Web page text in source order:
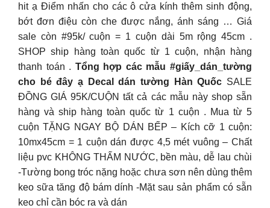
hit ạ Điểm nhấn cho các ô cửa kính thêm sinh động,
bớt đơn điệu còn che được nắng, ánh sáng … Giá
sale còn #95k/ cuộn = 1 cuộn dài 5m rộng 45cm .
SHOP ship hàng toàn quốc từ 1 cuộn, nhận hàng
thanh toán . Tổng hợp các mẫu #giấy_dán_tường
cho bé đây ạ Decal dán tường Hàn Quốc SALE
ĐỒNG GIÁ 95K/CUỘN tất cả các mẫu này shop sẵn
hàng và ship hàng toàn quốc từ 1 cuộn . Mua từ 5
cuộn TẶNG NGAY BỘ DÁN BẾP – Kích cỡ 1 cuộn:
10mx45cm = 1 cuộn dán được 4,5 mét vuông – Chất
liệu pvc KHÔNG THẤM NƯỚC, bền màu, dễ lau chùi
-Tường bong tróc nặng hoặc chưa sơn nên dùng thêm
keo sữa tăng độ bám dính -Mặt sau sản phẩm có sẵn
keo chỉ cần bóc ra và dán